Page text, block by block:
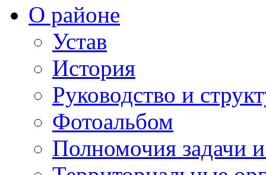
О районе
Устав
История
Руководство и
Фотоальбом
Полномочия задачи